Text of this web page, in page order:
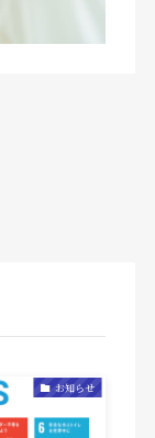
お知らせ